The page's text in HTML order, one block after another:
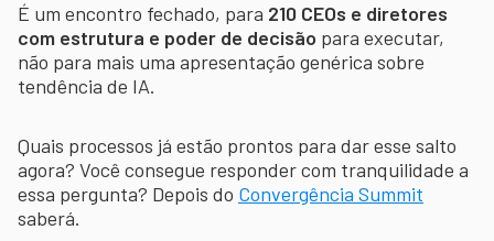
É um encontro fechado, para 210 CEOs e diretores
com estrutura e poder de decisão para executar,
não para mais uma apresentação genérica sobre
tendência de IA.
Quais processos já estão prontos para dar esse salto
agora? Você consegue responder com tranquilidade a
essa pergunta? Depois do Convergência Summit
saberá.